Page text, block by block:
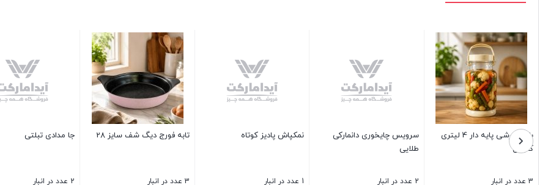
کوتاه تابه فورج دیگ شف سایز 28 جا مدادی تبلتی نیم لیوان اوچای نوریتازه سفره نسوز ضدلک عرض 1 متر